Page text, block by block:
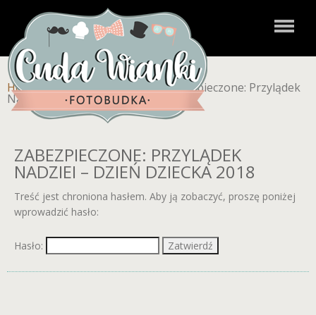
Home»Zdjęcia dla klientów»Zabezpieczone: Przylądek
Nadziei – DZIEŃ DZIECKA 2018
ZABEZPIECZONE: PRZYLĄDEK
NADZIEI – DZIEŃ DZIECKA 2018
Treść jest chroniona hasłem. Aby ją zobaczyć, proszę poniżej
wprowadzić hasło:
Hasło: